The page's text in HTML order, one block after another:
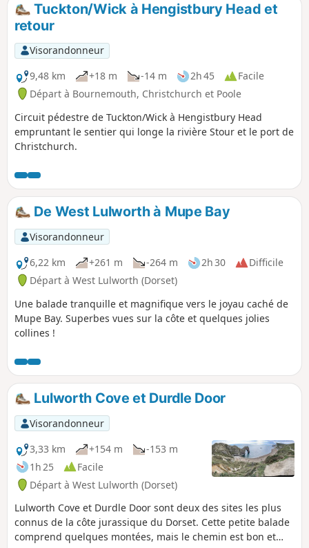
Tuckton/Wick à Hengistbury Head et
retour
Visorandonneur
9,48 km
+18 m -14 m 2h 45
Facile
Départ à Bournemouth, Christchurch et Poole
Circuit pédestre de Tuckton/Wick à Hengistbury Head
empruntant le sentier qui longe la rivière Stour et le port de
Christchurch.
De West Lulworth à Mupe Bay
Visorandonneur
6,22 km
+261 m -264 m 2h 30
Difficile
Départ à West Lulworth (Dorset)
Une balade tranquille et magnifique vers le joyau caché de
Mupe Bay. Superbes vues sur la côte et quelques jolies
collines !
Lulworth Cove et Durdle Door
Visorandonneur
3,33 km
+154 m
-153 m
1h 25
Facile
Départ à West Lulworth (Dorset)
Lulworth Cove et Durdle Door sont deux des sites les plus
connus de la côte jurassique du Dorset. Cette petite balade
comprend quelques montées, mais le chemin est bon et